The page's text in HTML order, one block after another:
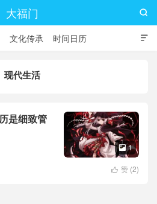
大福门

文化传承 时间日历

现代生活
是细致管
 1
 赞 (2)